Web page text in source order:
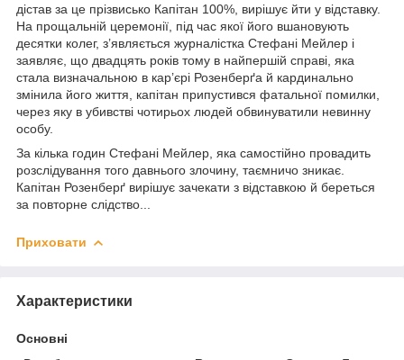
дістав за це прізвисько Капітан 100%, вирішує йти у відставку.
На прощальній церемонії, під час якої його вшановують
десятки колег, з’являється журналістка Стефані Мейлер і
заявляє, що двадцять років тому в найпершій справі, яка
стала визначальною в кар’єрі Розенберґа й кардинально
змінила його життя, капітан припустився фатальної помилки,
через яку в убивстві чотирьох людей обвинуватили невинну
особу.
За кілька годин Стефані Мейлер, яка самостійно провадить
розслідування того давнього злочину, таємничо зникає.
Капітан Розенберґ вирішує зачекати з відставкою й береться
за повторне слідство...
Приховати
Характеристики
Основні